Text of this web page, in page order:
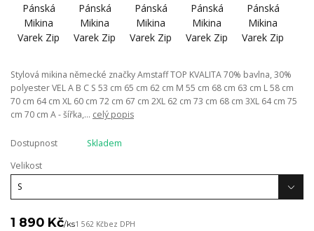
Stylová mikina německé značky Amstaff TOP KVALITA 70% bavlna, 30%
polyester VEL A B C S 53 cm 65 cm 62 cm M 55 cm 68 cm 63 cm L 58 cm
70 cm 64 cm XL 60 cm 72 cm 67 cm 2XL 62 cm 73 cm 68 cm 3XL 64 cm 75
cm 70 cm A - šířka,... celý popis
Dostupnost
Skladem
Velikost
1 890 Kč/ks1 562 Kčbez DPH